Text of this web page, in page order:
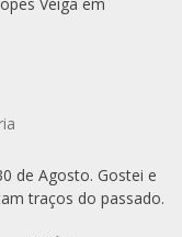
de Agosto. Gostei e
traços do passado.